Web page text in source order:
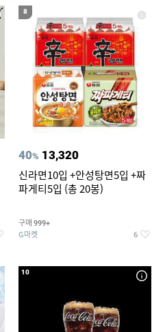
8
40% 13,320
신라면10입 +안성탕면5입 +짜
파게티5입 (총 20봉)
구매 999+
G마켓 6
10